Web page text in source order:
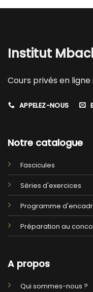
Institut
Cours privés en
APPELEZ-NOUS
Notre catalogue
Fascicules
Séries d'exercices
Programme
Préparation au
A propos
Qui sommes-nous ?